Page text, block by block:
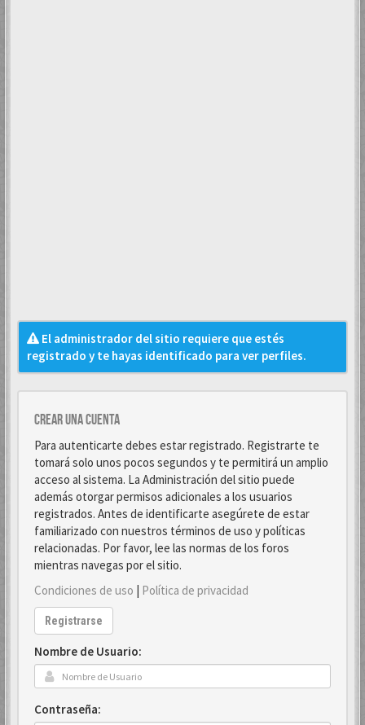
El administrador del sitio requiere que estés
registrado y te hayas identificado para ver perfiles.
Crear una cuenta
Para autenticarte debes estar registrado. Registrarte te
tomará solo unos pocos segundos y te permitirá un amplio
acceso al sistema. La Administración del sitio puede
además otorgar permisos adicionales a los usuarios
registrados. Antes de identificarte asegúrete de estar
familiarizado con nuestros términos de uso y políticas
relacionadas. Por favor, lee las normas de los foros
mientras navegas por el sitio.
Condiciones de uso | Política de privacidad
Registrarse
Nombre de Usuario:
Contraseña: